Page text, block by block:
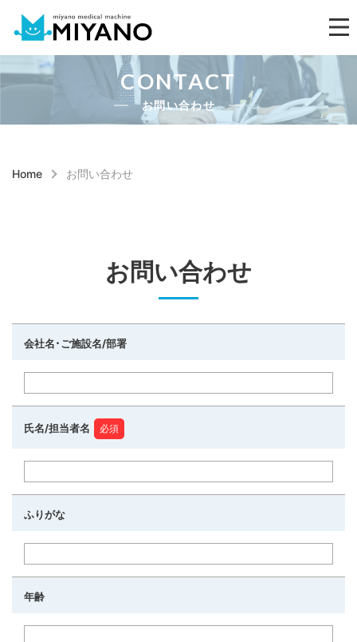
CONTACT
お問い合わせ
Home お問い合わせ
お問い合わせ
会社名･ご施設名/部署
氏名/担当者名
ふりがな
年齢